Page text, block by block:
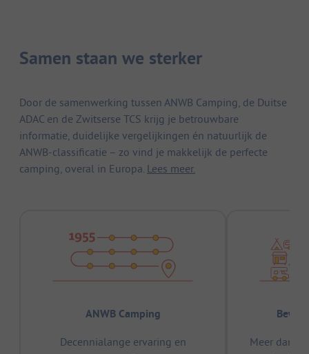
Samen staan we sterker
Door de samenwerking tussen ANWB Camping, de Duitse
ADAC en de Zwitserse TCS krijg je betrouwbare
informatie, duidelijke vergelijkingen én natuurlijk de
ANWB-classificatie – zo vind je makkelijk de perfecte
camping, overal in Europa. Lees meer.
ANWB Camping
Decennialange ervaring en
Meer dan